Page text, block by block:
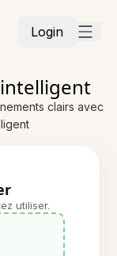
Login
clairs avec
utiliser.